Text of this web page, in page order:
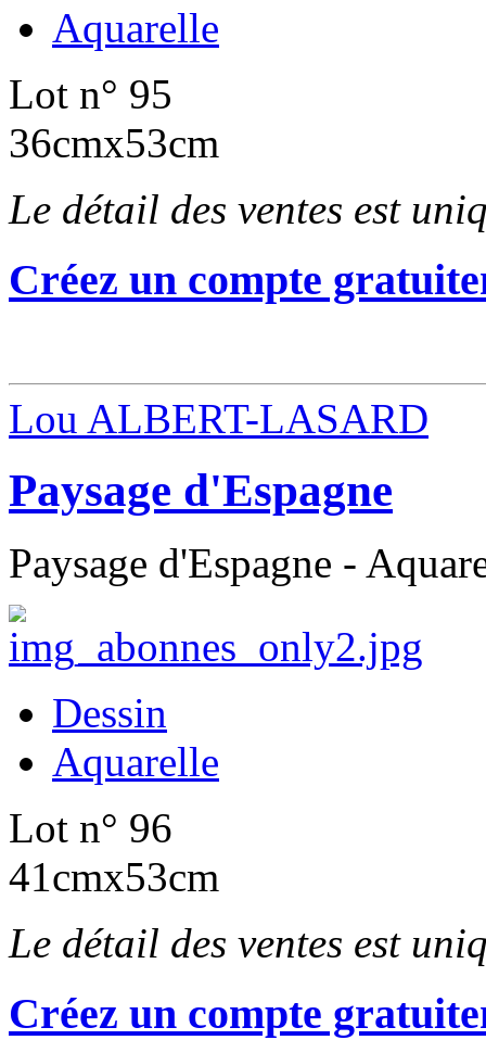
Aquarelle
Lot n° 95
36cmx53cm
Le détail des ventes est
Créez un compte
Lou ALBERT-LASARD
Paysage d'Espagne
Paysage d'Espagne -
Dessin
Aquarelle
Lot n° 96
41cmx53cm
Le détail des ventes est
Créez un compte